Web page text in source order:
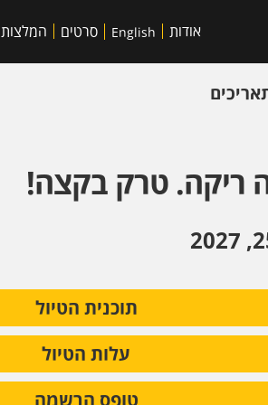
אודות English סרטים המלצות
ריקה. טרק בקצה!
תוכנית הטיול
עלות הטיול
טופס הרשמה